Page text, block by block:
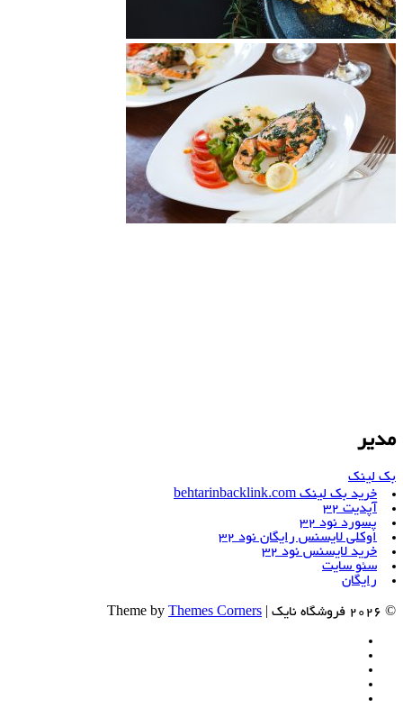
مدیر
بک لینک
خرید بک لینک behtarinbacklink.com
آپدیت 32
پسورد نود 32
اوکلی لایسنس رایگان نود 32
خرید لایسنس نود 32
سئو سایت
رایگان
© 2026 فروشگاه نایک | Theme by Themes Corners